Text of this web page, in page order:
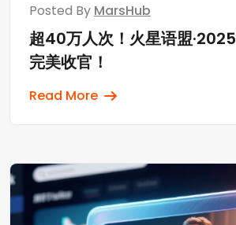
Posted By MarsHub
超40万人次！火星语盟
完美收官！
Read More